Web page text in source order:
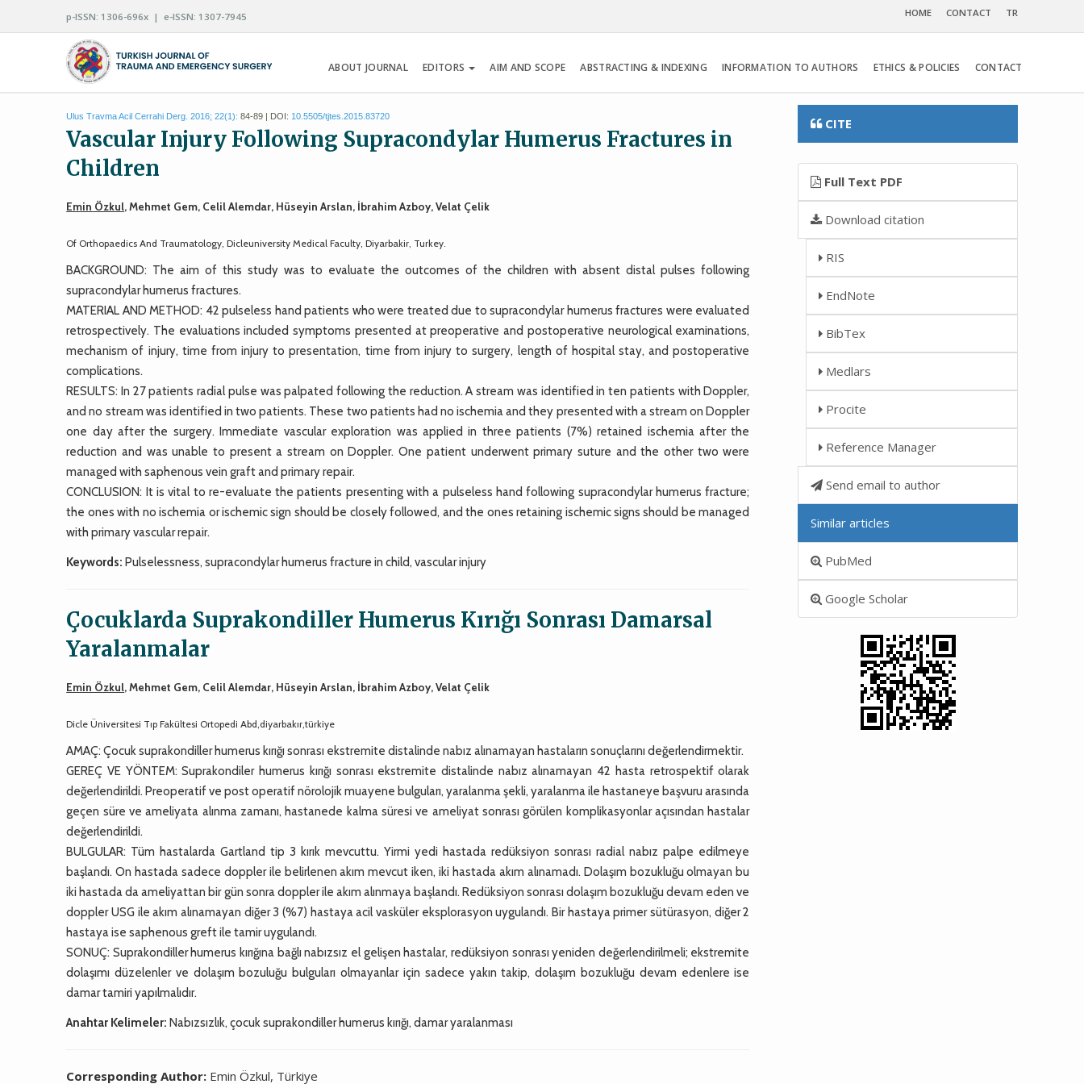
p-ISSN: 1306-696x | e-ISSN: 1307-7945 HOME CONTACT TR
ABOUT JOURNAL EDITORS AIM AND SCOPE ABSTRACTING & INDEXING INFORMATION TO AUTHORS ETHICS & POLICIES CONTACT
Ulus Travma Acil Cerrahi Derg. 2016; 22(1): 84-89 | DOI: 10.5505/tjtes.2015.83720
Vascular Injury Following Supracondylar Humerus Fractures in
Children
Emin Özkul, Mehmet Gem, Celil Alemdar, Hüseyin Arslan, İbrahim Azboy, Velat Çelik
Of Orthopaedics And Traumatology, Dicleuniversity Medical Faculty, Diyarbakir, Turkey.
BACKGROUND: The aim of this study was to evaluate the outcomes of the children with absent distal pulses following
supracondylar humerus fractures.
MATERIAL AND METHOD: 42 pulseless hand patients who were treated due to supracondylar humerus fractures were evaluated
retrospectively. The evaluations included symptoms presented at preoperative and postoperative neurological examinations,
mechanism of injury, time from injury to presentation, time from injury to surgery, length of hospital stay, and postoperative
complications.
RESULTS: In 27 patients radial pulse was palpated following the reduction. A stream was identified in ten patients with Doppler,
and no stream was identified in two patients. These two patients had no ischemia and they presented with a stream on Doppler
one day after the surgery. Immediate vascular exploration was applied in three patients (7%) retained ischemia after the
reduction and was unable to present a stream on Doppler. One patient underwent primary suture and the other two were
managed with saphenous vein graft and primary repair.
CONCLUSION: It is vital to re-evaluate the patients presenting with a pulseless hand following supracondylar humerus fracture;
the ones with no ischemia or ischemic sign should be closely followed, and the ones retaining ischemic signs should be managed
with primary vascular repair.
Keywords: Pulselessness, supracondylar humerus fracture in child, vascular injury
Çocuklarda Suprakondiller Humerus Kırığı Sonrası Damarsal
Yaralanmalar
Emin Özkul, Mehmet Gem, Celil Alemdar, Hüseyin Arslan, İbrahim Azboy, Velat Çelik
Dicle Üniversitesi Tıp Fakültesi Ortopedi Abd,diyarbakır,türkiye
AMAÇ: Çocuk suprakondiller humerus kırığı sonrası ekstremite distalinde nabız alınamayan hastaların sonuçlarını değerlendirmektir.
GEREÇ VE YÖNTEM: Suprakondiler humerus kırığı sonrası ekstremite distalinde nabız alınamayan 42 hasta retrospektif olarak
değerlendirildi. Preoperatif ve post operatif nörolojik muayene bulguları, yaralanma şekli, yaralanma ile hastaneye başvuru arasında
geçen süre ve ameliyata alınma zamanı, hastanede kalma süresi ve ameliyat sonrası görülen komplikasyonlar açısından hastalar
değerlendirildi.
BULGULAR: Tüm hastalarda Gartland tip 3 kırık mevcuttu. Yirmi yedi hastada redüksiyon sonrası radial nabız palpe edilmeye
başlandı. On hastada sadece doppler ile belirlenen akım mevcut iken, iki hastada akım alınamadı. Dolaşım bozukluğu olmayan bu
iki hastada da ameliyattan bir gün sonra doppler ile akım alınmaya başlandı. Redüksiyon sonrası dolaşım bozukluğu devam eden ve
doppler USG ile akım alınamayan diğer 3 (%7) hastaya acil vasküler eksplorasyon uygulandı. Bir hastaya primer sütürasyon, diğer 2
hastaya ise saphenous greft ile tamir uygulandı.
SONUÇ: Suprakondiller humerus kırığına bağlı nabızsız el gelişen hastalar, redüksiyon sonrası yeniden değerlendirilmeli; ekstremite
dolaşımı düzelenler ve dolaşım bozuluğu bulguları olmayanlar için sadece yakın takip, dolaşım bozukluğu devam edenlere ise
damar tamiri yapılmalıdır.
Anahtar Kelimeler: Nabızsızlık, çocuk suprakondiller humerus kırığı, damar yaralanması
Corresponding Author: Emin Özkul, Türkiye
CITE
Full Text PDF
Download citation
RIS
EndNote
BibTex
Medlars
Procite
Reference Manager
Send email to author
Similar articles
PubMed
Google Scholar